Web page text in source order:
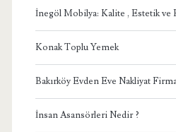
İnegöl Mobilya: Kalite , Estetik ve
Konak Toplu Yemek
Bakırköy Evden Eve Nakliyat
İnsan Asansörleri Nedir ?